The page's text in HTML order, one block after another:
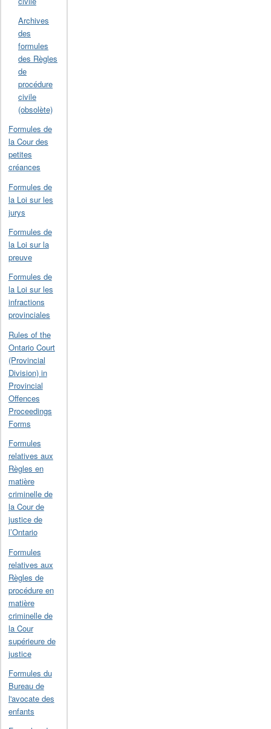
Archives
des
formules
des Règles
de
procédure
civile
(obsolète)
Formules de
la Cour des
petites
créances
Formules de
la Loi sur les
jurys
Formules de
la Loi sur la
preuve
Formules de
la Loi sur les
infractions
provinciales
Rules of the
Ontario Court
(Provincial
Division) in
Provincial
Offences
Proceedings
Forms
Formules
relatives aux
Règles en
matière
criminelle de
la Cour de
justice de
l’Ontario
Formules
relatives aux
Règles de
procédure en
matière
criminelle de
la Cour
supérieure de
justice
Formules du
Bureau de
l'avocate des
enfants